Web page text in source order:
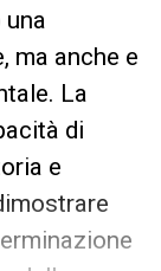
ma anche e
La
di
e